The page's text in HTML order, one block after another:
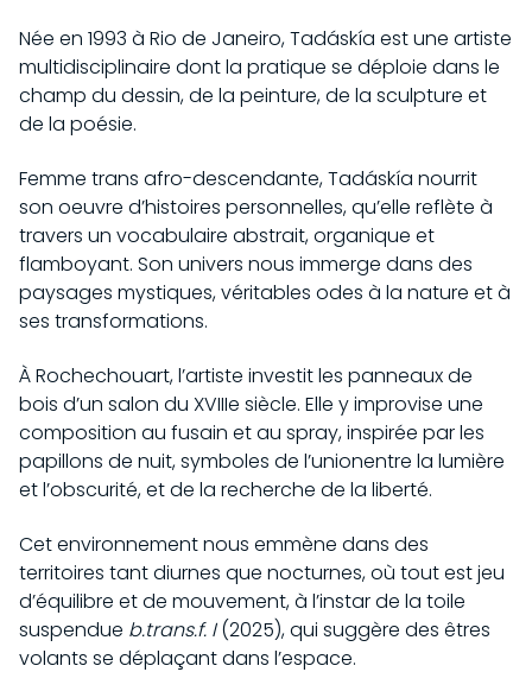
Née en 1993 à Rio de Janeiro, Tadáskía est une artiste
multidisciplinaire dont la pratique se déploie dans le
champ du dessin, de la peinture, de la sculpture et
de la poésie.
Femme trans afro-descendante, Tadáskía nourrit
son oeuvre d’histoires personnelles, qu’elle reflète à
travers un vocabulaire abstrait, organique et
flamboyant. Son univers nous immerge dans des
paysages mystiques, véritables odes à la nature et à
ses transformations.
À Rochechouart, l’artiste investit les panneaux de
bois d’un salon du XVIIIe siècle. Elle y improvise une
composition au fusain et au spray, inspirée par les
papillons de nuit, symboles de l’unionentre la lumière
et l’obscurité, et de la recherche de la liberté.
Cet environnement nous emmène dans des
territoires tant diurnes que nocturnes, où tout est jeu
d’équilibre et de mouvement, à l’instar de la toile
suspendue b.trans.f. I(2025), qui suggère des êtres
volants se déplaçant dans l’espace.